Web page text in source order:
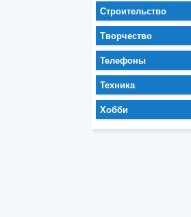
Строительство
Творчество
Телефоны
Техника
Хобби